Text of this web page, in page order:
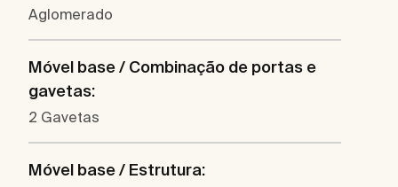
Aglomerado
Móvel base / Combinação de portas e
gavetas:
2 Gavetas
Móvel base / Estrutura: